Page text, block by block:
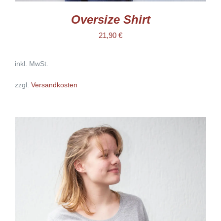
Oversize Shirt
21,90 €
inkl. MwSt.
zzgl. Versandkosten